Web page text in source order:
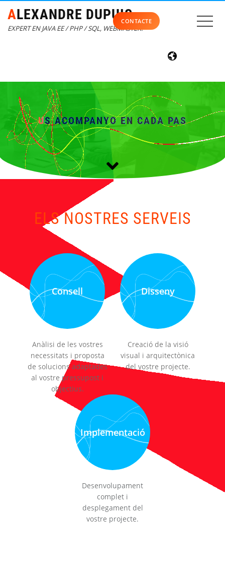
ALEXANDRE DUPUIS
EXPERT EN JAVA EE / PHP / SQL, WEBMASTER.
CONTACTE
US ACOMPANYO EN CADA PAS
ELS NOSTRES SERVEIS
Consell
Anàlisi de les vostres
necessitats i proposta
de solucions adaptades
al vostre pressupost i
objectius.
Disseny
Creació de la visió
visual i arquitectònica
del vostre projecte.
Implementació
Desenvolupament
complet i
desplegament del
vostre projecte.